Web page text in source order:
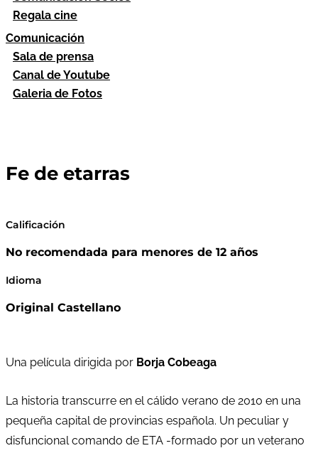
Regala cine
Comunicación
Sala de prensa
Canal de Youtube
Galeria de Fotos
Fe de etarras
Calificación
No recomendada para menores de 12 años
Idioma
Original Castellano
Una película dirigida por Borja Cobeaga
La historia transcurre en el cálido verano de 2010 en una
pequeña capital de provincias española. Un peculiar y
disfuncional comando de ETA -formado por un veterano